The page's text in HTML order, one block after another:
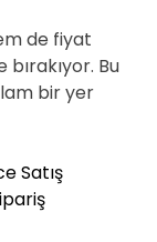
de fiyat
Bu
bir yer
Satış